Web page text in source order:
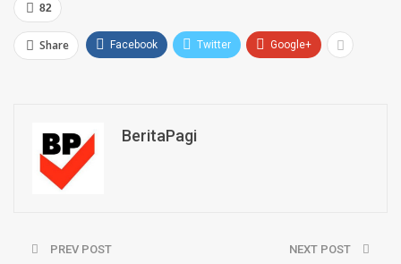
82
Share Facebook Twitter Google+
BeritaPagi
PREV POST NEXT POST